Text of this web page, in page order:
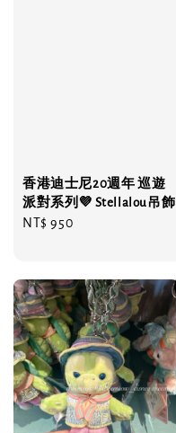
香港迪士尼20週年 巡遊
派對系列💜 Stellalou吊飾
Regular
NT$ 950